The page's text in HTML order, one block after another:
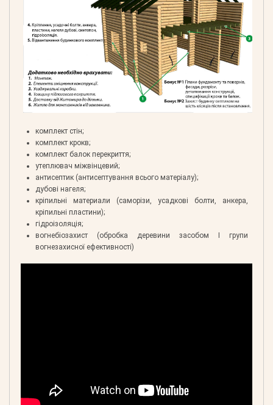
комплект стін;
комплект крокв;
комплект балок перекриття;
утеплювач міжвінцевий;
антисептик (антисептування всього матеріалу);
дубові нагеля;
кріпильні материали (саморізи, усадкові болти, анкера,
кріпильні пластини);
гідроізоляція;
вогнебіозахист (обробка деревини засобом І групи
вогнезахисної ефективності)